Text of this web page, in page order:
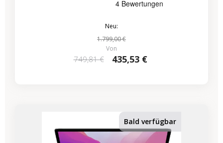
Neu:
1.799,00 €
Von
749,81 € 435,53 €
Bald verfügbar